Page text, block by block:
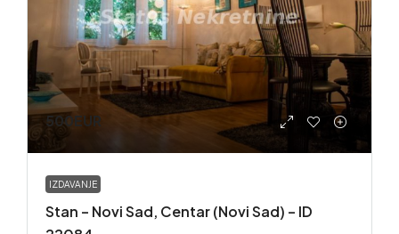
500EUR
IZDAVANJE
Stan – Novi Sad, Centar (Novi Sad) – ID